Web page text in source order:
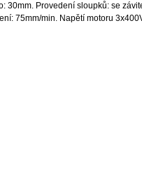
30mm. Provedení sloupků: se
75mm/min. Napětí motoru